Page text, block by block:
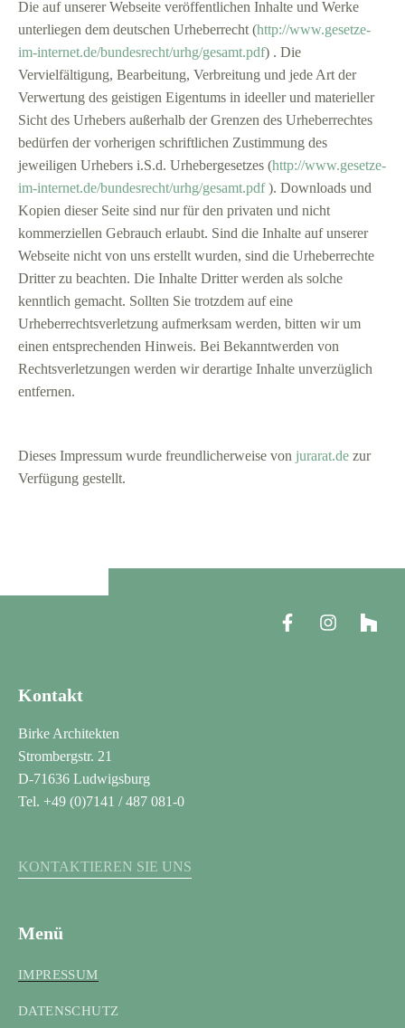
Die auf unserer Webseite veröffentlichen Inhalte und Werke
unterliegen dem deutschen Urheberrecht (http://www.gesetze-
im-internet.de/bundesrecht/urhg/gesamt.pdf) . Die
Vervielfältigung, Bearbeitung, Verbreitung und jede Art der
Verwertung des geistigen Eigentums in ideeller und materieller
Sicht des Urhebers außerhalb der Grenzen des Urheberrechtes
bedürfen der vorherigen schriftlichen Zustimmung des
jeweiligen Urhebers i.S.d. Urhebergesetzes (http://www.gesetze-
im-internet.de/bundesrecht/urhg/gesamt.pdf). Downloads und
Kopien dieser Seite sind nur für den privaten und nicht
kommerziellen Gebrauch erlaubt. Sind die Inhalte auf unserer
Webseite nicht von uns erstellt wurden, sind die Urheberrechte
Dritter zu beachten. Die Inhalte Dritter werden als solche
kenntlich gemacht. Sollten Sie trotzdem auf eine
Urheberrechtsverletzung aufmerksam werden, bitten wir um
einen entsprechenden Hinweis. Bei Bekanntwerden von
Rechtsverletzungen werden wir derartige Inhalte unverzüglich
entfernen.
Dieses Impressum wurde freundlicherweise von jurarat.de zur
Verfügung gestellt.
Kontakt
Birke Architekten
Strombergstr. 21
D-71636 Ludwigsburg
Tel. +49 (0)7141 / 487 081-0
KONTAKTIEREN SIE UNS
Menü
IMPRESSUM
DATENSCHUTZ